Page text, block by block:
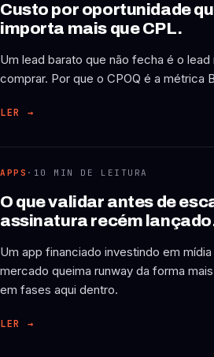
Custo por oportunidade
importa mais que CPL.
Um lead barato que não fecha é o
comprar. Por que o CPOQ é a métrica
LER →
APPS · 10 MIN DE LEITURA
O que validar antes de
assinatura recém
Um app financiado investindo em
mercado queima runway da forma
em fases aqui dentro.
LER →